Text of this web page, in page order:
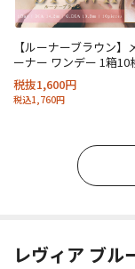
【ルーナーブラウン】
ーナー ワンデー 1箱10
税抜1,600円
税込1,760円
レヴィア ブル